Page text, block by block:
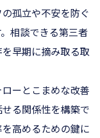
孤立や不安を防ぐ
相談できる第三者
早期に摘み取る取
ーとこまめな改善
る関係性を構築で
高めるための鍵に